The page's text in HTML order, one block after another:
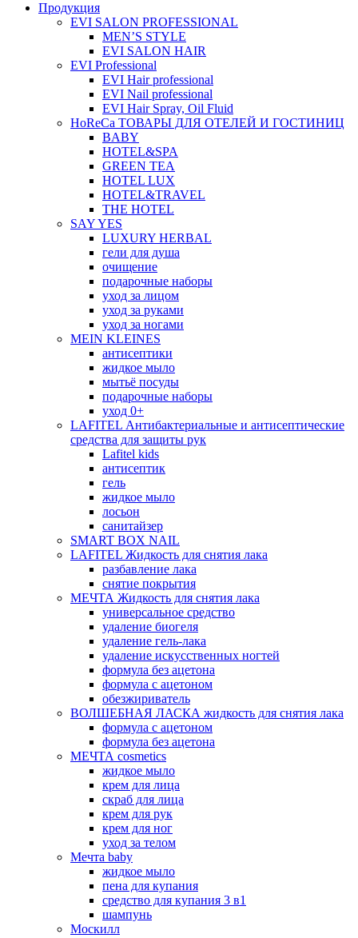
Продукция
EVI SALON PROFESSIONAL
MEN’S STYLE
EVI SALON HAIR
EVI Professional
EVI Hair professional
EVI Nail professional
EVI Hair Spray, Oil Fluid
HoReCa ТОВАРЫ ДЛЯ ОТЕЛЕЙ И ГОСТИНИЦ
BABY
HOTEL&SPA
GREEN TEA
HOTEL LUX
HOTEL&TRAVEL
THE HOTEL
SAY YES
LUXURY HERBAL
гели для душа
очищение
подарочные наборы
уход за лицом
уход за руками
уход за ногами
MEIN KLEINES
антисептики
жидкое мыло
мытьё посуды
подарочные наборы
уход 0+
LAFITEL Антибактериальные и антисептические
средства для защиты рук
Lafitel kids
антисептик
гель
жидкое мыло
лосьон
санитайзер
SMART BOX NAIL
LAFITEL Жидкость для снятия лака
разбавление лака
снятие покрытия
МЕЧТА Жидкость для снятия лака
универсальное средство
удаление биогеля
удаление гель-лака
удаление искусственных ногтей
формула без ацетона
формула с ацетоном
обезжириватель
ВОЛШЕБНАЯ ЛАСКА жидкость для снятия лака
формула с ацетоном
формула без ацетона
МЕЧТА cosmetics
жидкое мыло
крем для лица
скраб для лица
крем для рук
крем для ног
уход за телом
Мечта baby
жидкое мыло
пена для купания
средство для купания 3 в1
шампунь
Москилл